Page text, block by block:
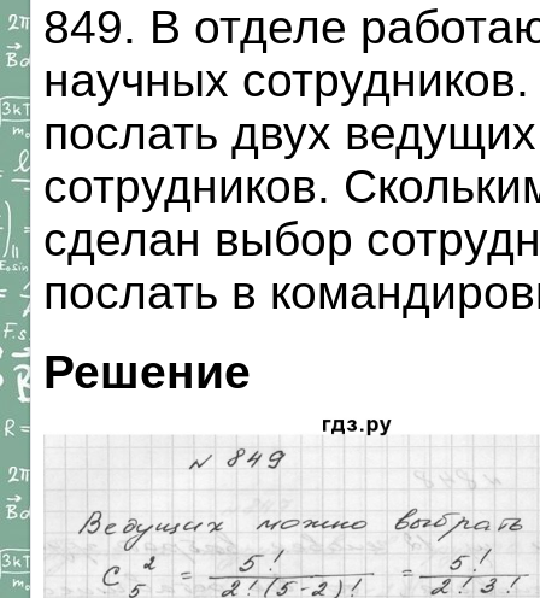
849. В отделе
научных
послать двух
сотрудников.
сделан выбор
послать в
Решение